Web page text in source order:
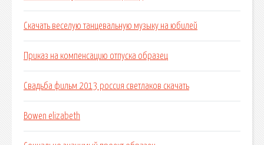
Скачать веселую танцевальную музыку на юбилей
Приказ на компенсацию отпуска образец
Свадьба фильм 2013 россия светлаков скачать
Bowen elizabeth